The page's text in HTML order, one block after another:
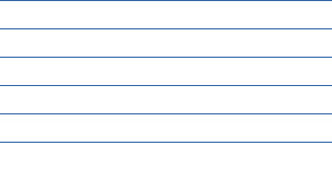
/Service BW /Stichwortverzeichnis